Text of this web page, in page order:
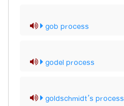
gob process
godel process
goldschmidt’s process